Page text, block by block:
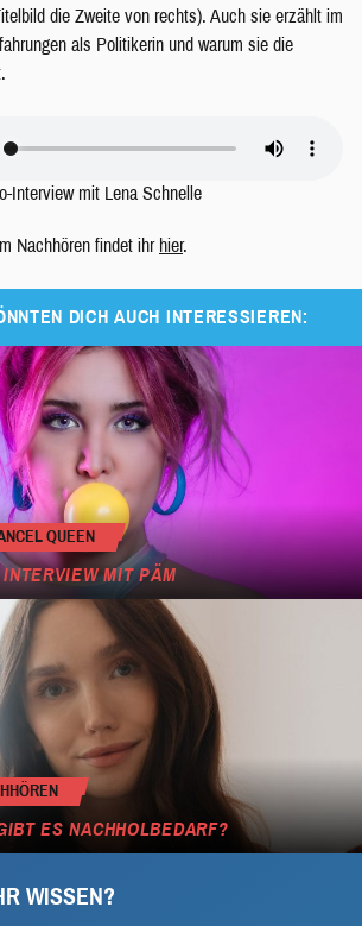
die Zweite von rechts). Auch sie erzählt im
als Politikerin und warum sie die
Interview mit Lena Schnelle
Nachhören findet ihr hier.
DICH AUCH INTERESSIEREN:
QUEEN
MIT PÄM
ES NACHHOLBEDARF?
WISSEN?